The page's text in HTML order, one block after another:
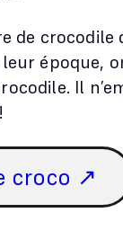
de crocodile
époque,
Il
croco ↗